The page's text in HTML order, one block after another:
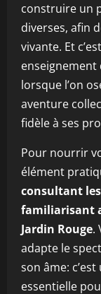
construire un
diverses, afin
vivante. Et
enseignement
lorsque l’on
aventure
fidèle à ses
Pour nourrir
élément
consultant
familiarisant
Jardin Rouge.
adapte le
son âme:
essentielle